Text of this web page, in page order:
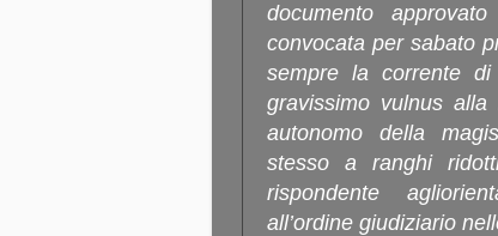
documento
convocata per sabato
sempre la corrente
gravissimo vulnus alla
autonomo della
stesso a ranghi
rispondente
all’ordine giudiziario